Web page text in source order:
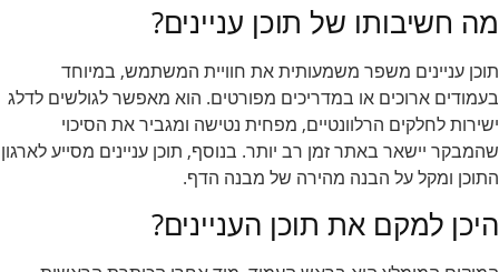
מה חשיבותו של תוכן עניינים?
תוכן עניינים משפר משמעותית את חוויית המשתמש, במיוחד
בעמודים ארוכים או במדריכים מפורטים. הוא מאפשר לגולשים לדלג
ישירות לחלקים הרלוונטיים, מפחית נטישה ומגביר את הסיכוי
שהמבקר יישאר באתר זמן רב יותר. בנוסף, תוכן עניינים מסייע לארגון
התוכן ומקל על הבנה מהירה של מבנה הדף.
היכן למקם את תוכן העניינים?